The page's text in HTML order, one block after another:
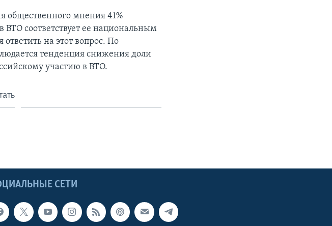
общественного мнения 41%
ВТО соответствует ее национальным
на этот вопрос. По
тенденция снижения доли
участию в ВТО.
СЕТИ